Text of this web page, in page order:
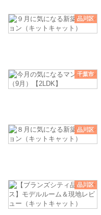
品川区
千葉市
品川区
品川区